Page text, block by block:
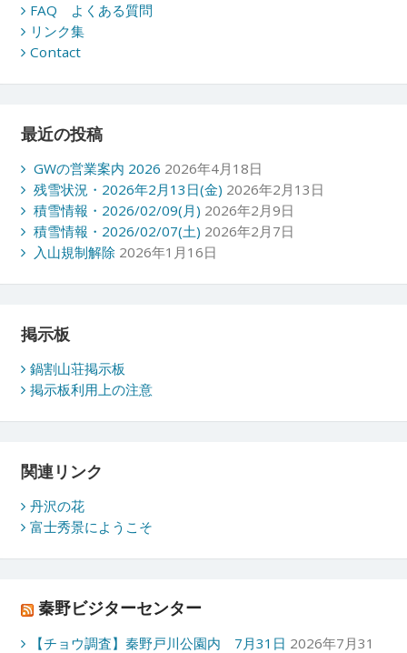
FAQ よくある質問
リンク集
Contact
最近の投稿
GWの営業案内 2026 2026年4月18日
残雪状況・2026年2月13日(金) 2026年2月13日
積雪情報・2026/02/09(月) 2026年2月9日
積雪情報・2026/02/07(土) 2026年2月7日
入山規制解除 2026年1月16日
掲示板
鍋割山荘掲示板
掲示板利用上の注意
関連リンク
丹沢の花
富士秀景にようこそ
秦野ビジターセンター
【チョウ調査】秦野戸川公園内 7月31日 2026年7月31